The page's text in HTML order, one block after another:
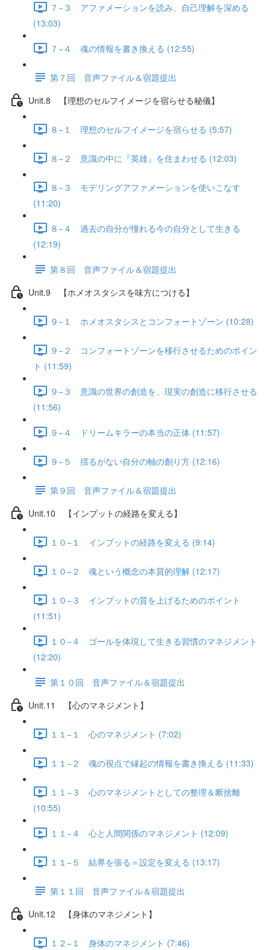
７−３ アファメーションを読み、自己理解を深める
(13:03)
７−４ 魂の情報を書き換える (12:55)
第７回 音声ファイル＆宿題提出
Unit.8 【理想のセルフイメージを宿らせる秘儀】
８−１ 理想のセルフイメージを宿らせる (5:57)
８−２ 意識の中に『英雄』を住まわせる (12:03)
８−３ モデリングアファメーションを使いこなす
(11:20)
８−４ 過去の自分が憧れる今の自分として生きる
(12:19)
第８回 音声ファイル＆宿題提出
Unit.9 【ホメオスタシスを味方につける】
９−１ ホメオスタシスとコンフォートゾーン (10:28)
９−２ コンフォートゾーンを移行させるためのポイン
ト (11:59)
９−３ 意識の世界の創造を、現実の創造に移行させる
(11:56)
９−４ ドリームキラーの本当の正体 (11:57)
９−５ 揺るがない自分の軸の創り方 (12:16)
第９回 音声ファイル＆宿題提出
Unit.10 【インプットの経路を変える】
１０−１ インプットの経路を変える (9:14)
１０−２ 魂という概念の本質的理解 (12:17)
１０−３ インプットの質を上げるためのポイント
(11:51)
１０−４ ゴールを体現して生きる習慣のマネジメント
(12:20)
第１０回 音声ファイル＆宿題提出
Unit.11 【心のマネジメント】
１１−１ 心のマネジメント (7:02)
１１−２ 魂の視点で縁起の情報を書き換える (11:33)
１１−３ 心のマネジメントとしての整理＆断捨離
(10:55)
１１−４ 心と人間関係のマネジメント (12:09)
１１−５ 結界を張る＝設定を変える (13:17)
第１１回 音声ファイル＆宿題提出
Unit.12 【身体のマネジメント】
１２−１ 身体のマネジメント (7:46)